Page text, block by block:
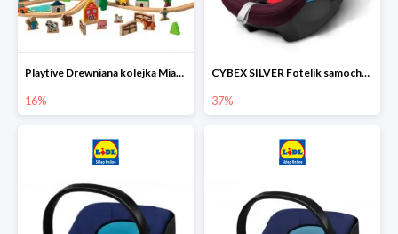
Playtive Drewniana kolejka Miasto lub Farma
16%
CYBEX SILVER Fotelik samochodowy
37%